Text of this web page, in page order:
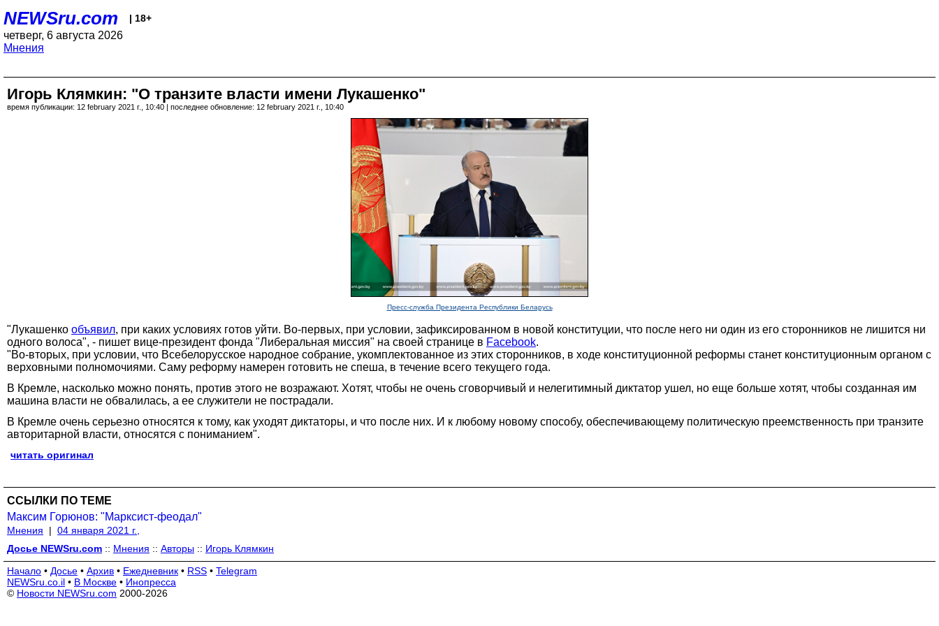
NEWSru.com | 18+
четверг, 6 августа 2026
Мнения
Игорь Клямкин: "О транзите власти имени Лукашенко"
время публикации: 12 february 2021 г., 10:40 | последнее обновление: 12 february 2021 г., 10:40
Пресс-служба Президента Республики Беларусь
"Лукашенко объявил, при каких условиях готов уйти. Во-первых, при условии, зафиксированном в новой конституции, что после него ни один из его сторонников не лишится ни
одного волоса", - пишет вице-президент фонда "Либеральная миссия" на своей странице в Facebook.
"Во-вторых, при условии, что Всебелорусское народное собрание, укомплектованное из этих сторонников, в ходе конституционной реформы станет конституционным органом с
верховными полномочиями. Саму реформу намерен готовить не спеша, в течение всего текущего года.
В Кремле, насколько можно понять, против этого не возражают. Хотят, чтобы не очень сговорчивый и нелегитимный диктатор ушел, но еще больше хотят, чтобы созданная им
машина власти не обвалилась, а ее служители не пострадали.
В Кремле очень серьезно относятся к тому, как уходят диктаторы, и что после них. И к любому новому способу, обеспечивающему политическую преемственность при транзите
авторитарной власти, относятся с пониманием".
читать оригинал
ССЫЛКИ ПО ТЕМЕ
Максим Горюнов: "Марксист-феодал"
Мнения | 04 января 2021 г.,
Досье NEWSru.com :: Мнения :: Авторы :: Игорь Клямкин
Начало • Досье • Архив • Ежедневник • RSS • Telegram
NEWSru.co.il • В Москве • Инопресса
© Новости NEWSru.com 2000-2026